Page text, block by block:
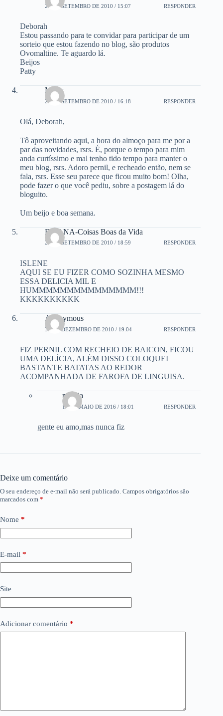
20 DE SETEMBRO DE 2010 / 15:07 RESPONDER
Deborah
Estou passando para te convidar para participar de um
sorteio que estou fazendo no blog, são produtos
Ovomaltine. Te aguardo lá.
Beijos
Patty
Marly
20 DE SETEMBRO DE 2010 / 16:18 RESPONDER
Olá, Deborah,
Tô aproveitando aqui, a hora do almoço para me por a
par das novidades, rsrs. É, porque o tempo para mim
anda curtíssimo e mal tenho tido tempo para manter o
meu blog, rsrs. Adoro pernil, e recheado então, nem se
fala, rsrs. Esse seu parece que ficou muito bom! Olha,
pode fazer o que você pediu, sobre a postagem lá do
bloguito.
Um beijo e boa semana.
ELIANA-Coisas Boas da Vida
20 DE SETEMBRO DE 2010 / 18:59 RESPONDER
ISLENE
AQUI SE EU FIZER COMO SOZINHA MESMO
ESSA DELICIA MIL E
HUMMMMMMMMMMMMMMM!!!
KKKKKKKKKK
Anonymous
30 DE DEZEMBRO DE 2010 / 19:04 RESPONDER
FIZ PERNIL COM RECHEIO DE BAICON, FICOU
UMA DELÍCIA, ALÉM DISSO COLOQUEI
BASTANTE BATATAS AO REDOR
ACOMPANHADA DE FAROFA DE LINGUISA.
marcia
19 DE MAIO DE 2016 / 18:01 RESPONDER
gente eu amo,mas nunca fiz
Deixe um comentário
O seu endereço de e-mail não será publicado. Campos obrigatórios são
marcados com *
Nome *
E-mail *
Site
Adicionar comentário *